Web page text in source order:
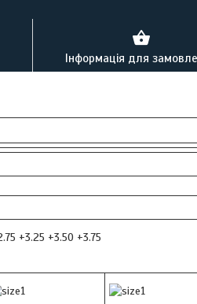
Інформація для
+3.25 +3.50 +3.75